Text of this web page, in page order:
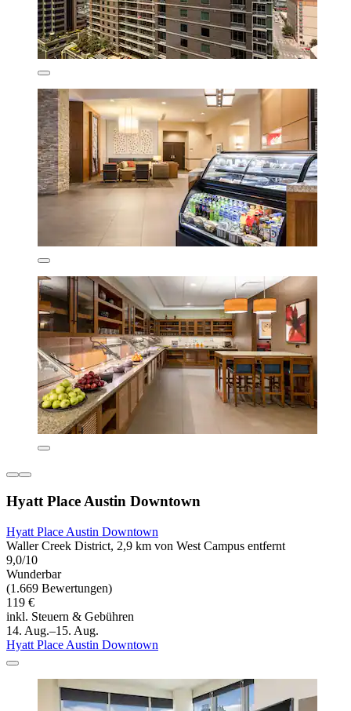
Hyatt Place Austin Downtown
Hyatt Place Austin Downtown
Waller Creek District, 2,9 km von West Campus entfernt
9,0/10
Wunderbar
(1.669 Bewertungen)
119 €
inkl. Steuern & Gebühren
14. Aug.–15. Aug.
Hyatt Place Austin Downtown